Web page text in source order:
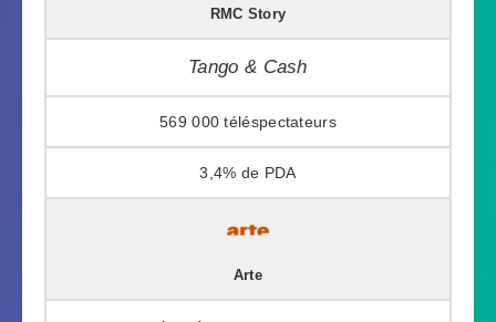
RMC Story
Tango & Cash
569 000
3,4%
Arte